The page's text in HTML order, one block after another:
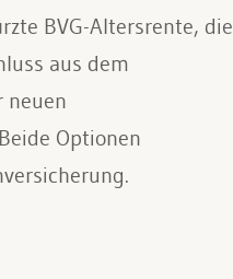
BVG-Altersrente, die
aus dem
neuen
Optionen